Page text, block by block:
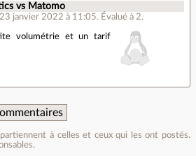
vs Matomo
23 janvier 2022 à 11:05. Évalué à 2.
volumétrie et un tarif
à celles et ceux qui les ont postés.